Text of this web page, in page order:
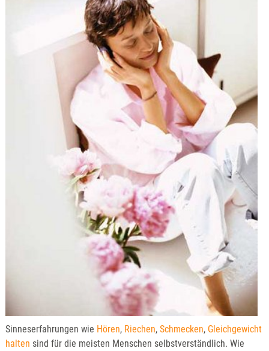
Sinneserfahrungen wie Hören, Riechen, Schmecken, Gleichgewicht
halten sind für die meisten Menschen selbstverständlich. Wie